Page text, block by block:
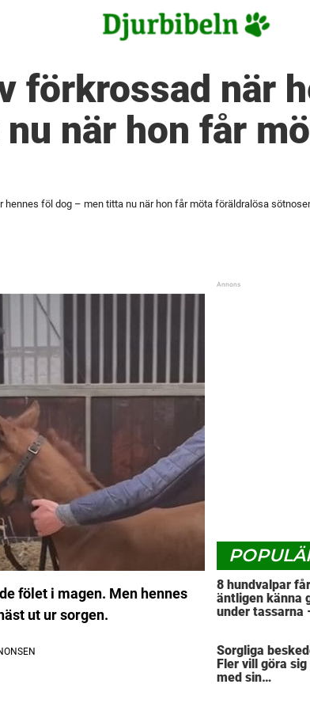
förkrossad när
när hon får
hennes föl dog – men titta nu när hon får möta föräldralösa
fölet i magen. Men hennes
ut ur sorgen.
8 hundvalpar får
äntligen känna
under tassarna
Sorgliga
Fler vill göra sig
med sin